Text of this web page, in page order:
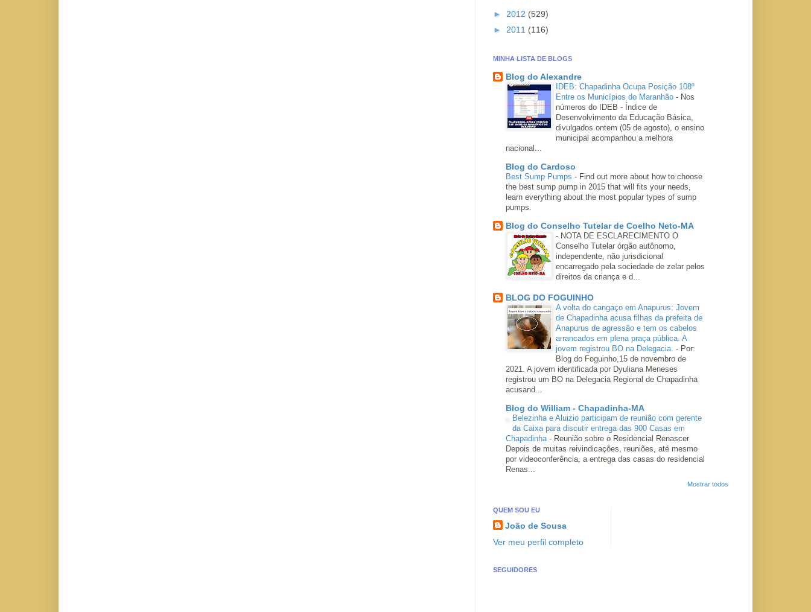
► 2012 (529)
► 2011 (116)
MINHA LISTA DE BLOGS
Blog do Alexandre
IDEB: Chapadinha Ocupa Posição 108º
Entre os Municípios do Maranhão - Nos
números do IDEB - Índice de
Desenvolvimento da Educação Básica,
divulgados ontem (05 de agosto), o ensino
municipal acompanhou a melhora
nacional...
Blog do Cardoso
Best Sump Pumps - Find out more about how to choose
the best sump pump in 2015 that will fits your needs,
learn everything about the most popular types of sump
pumps.
Blog do Conselho Tutelar de Coelho Neto-MA
- NOTA DE ESCLARECIMENTO O
Conselho Tutelar órgão autônomo,
independente, não jurisdicional
encarregado pela sociedade de zelar pelos
direitos da criança e d...
BLOG DO FOGUINHO
A volta do cangaço em Anapurus: Jovem
de Chapadinha acusa filhas da prefeita de
Anapurus de agressão e tem os cabelos
arrancados em plena praça pública. A
jovem registrou BO na Delegacia. - Por:
Blog do Foguinho,15 de novembro de
2021. A jovem identificada por Dyuliana Meneses
registrou um BO na Delegacia Regional de Chapadinha
acusand...
Blog do William - Chapadinha-MA
Belezinha e Aluizio participam de reunião com gerente
da Caixa para discutir entrega das 900 Casas em
Chapadinha - Reunião sobre o Residencial Renascer
Depois de muitas reivindicações, reuniões, até mesmo
por videoconferência, a entrega das casas do residencial
Renas...
Mostrar todos
QUEM SOU EU
João de Sousa
Ver meu perfil completo
SEGUIDORES